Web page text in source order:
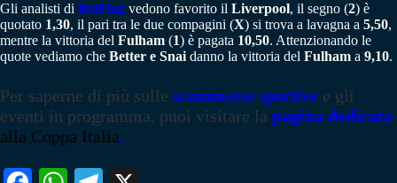
Gli analisti di BetFlag vedono favorito il Liverpool, il segno (2) è
quotato 1,30, il pari tra le due compagini (X) si trova a lavagna a 5,50,
mentre la vittoria del Fulham (1) è pagata 10,50. Attenzionando le
quote vediamo che Better e Snai danno la vittoria del Fulham a 9,10.
Per saperne di più sulle scommesse sportive e gli
eventi in programma, puoi visitare la pagina dedicata
alla Coppa Italia.